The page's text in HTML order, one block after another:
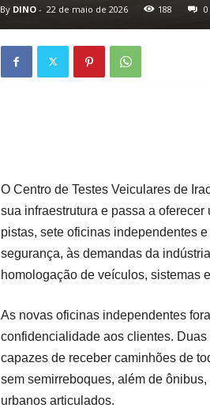
By DINO- 22 de maio de 2026 188 0
O Centro de Testes Veiculares de
sua infraestrutura e passa a
pistas, sete oficinas independentes
segurança, às demandas da
homologação de veículos, sistemas
As novas oficinas independentes
confidencialidade aos clientes.
capazes de receber caminhões de
sem semirreboques, além de
urbanos articulados.